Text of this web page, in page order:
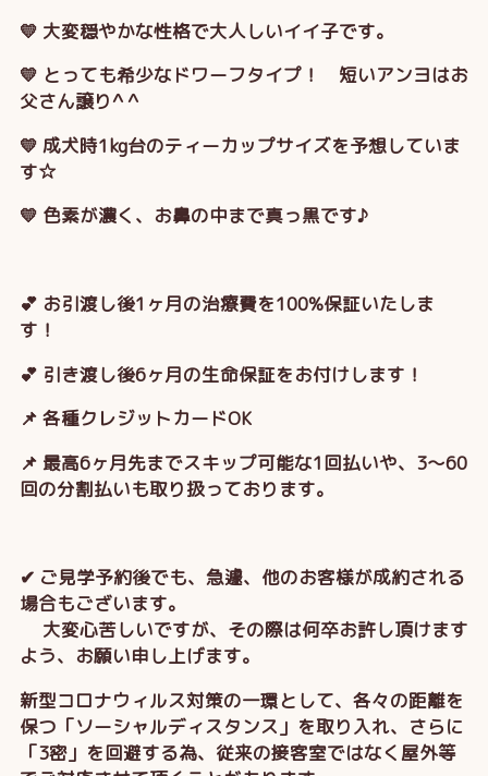
💛 大変穏やかな性格で大人しいイイ子です。
💛 とっても希少なドワーフタイプ！ 短いアンヨはお
父さん譲り^ ^
💛 成犬時1kg台のティーカップサイズを予想していま
す☆
💛 色素が濃く、お鼻の中まで真っ黒です♪
💕 お引渡し後1ヶ月の治療費を100%保証いたしま
す！
💕 引き渡し後6ヶ月の生命保証をお付けします！
📌 各種クレジットカードOK
📌 最高6ヶ月先までスキップ可能な1回払いや、3～60
回の分割払いも取り扱っております。
✔ ご見学予約後でも、急遽、他のお客様が成約される
場合もございます。
大変心苦しいですが、その際は何卒お許し頂けます
よう、お願い申し上げます。
新型コロナウィルス対策の一環として、各々の距離を
保つ「ソーシャルディスタンス」を取り入れ、さらに
「3密」を回避する為、従来の接客室ではなく屋外等